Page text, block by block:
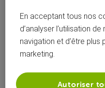
Bonjour, je souhaite obtenir
via paramètres my voo. Ps
mon profil.
51
En acceptant tous nos
d’analyser l’utilisation
navigation et d’être
marketing.
Autoriser